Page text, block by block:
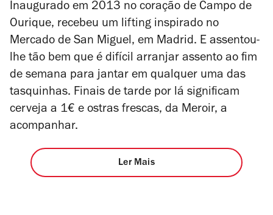
Inaugurado em 2013 no coração de Campo de
Ourique, recebeu um lifting inspirado no
Mercado de San Miguel, em Madrid. E assentou-
lhe tão bem que é difícil arranjar assento ao fim
de semana para jantar em qualquer uma das
tasquinhas. Finais de tarde por lá significam
cerveja a 1€ e ostras frescas, da Meroir, a
acompanhar.
Ler Mais